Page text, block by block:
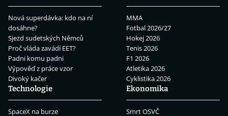
Nová superdávka: kdo na ní
dosáhne?
Sjezd sudetských Němců
Proč vláda zavádí EET?
Padni komu padni
Výpověď z práce vzor
Divoký kačer
MMA
Fotbal 2026/27
Hokej 2026
Tenis 2026
F1 2026
Atletika 2026
Cyklistika 2026
Technologie
SpaceX na burze
Ekonomika
Smrt OSVČ